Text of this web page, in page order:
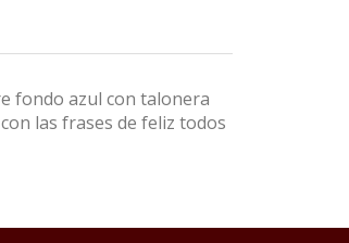
fondo azul con talonera
las frases de feliz todos